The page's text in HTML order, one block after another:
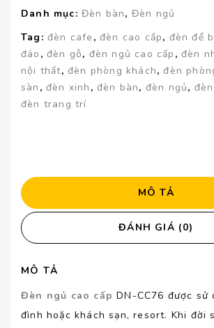
Danh mục: Đèn bàn, Đèn ngủ
Tag: đèn cafe ,đèn cao cấp, đèn để
đáo ,đèn gỗ, đèn ngủ cao cấp ,đèn
nội thất,đèn phòng khách,đèn
sàn ,đèn xinh ,đèn bàn, đèn ngủ,
đèn trang trí
MÔ TẢ
ĐÁNH GIÁ (0)
MÔ TẢ
Đèn ngủ cao cấp DN-CC76 được
đình hoặc khách sạn, resort. Khi đời